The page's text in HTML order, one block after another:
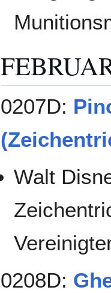
0207D:
Walt
0208D: